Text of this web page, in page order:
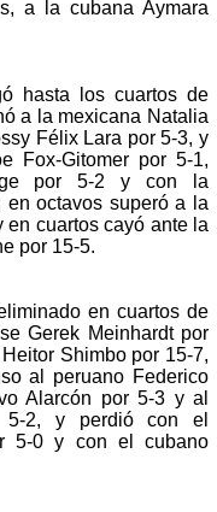
a la cubana Aymara
hasta los cuartos de
a la mexicana Natalia
Félix Lara por 5-3, y
Fox-Gitomer por 5-1,
por 5-2 y con la
octavos superó a la
cuartos cayó ante la
por 15-5.
en cuartos de
Gerek Meinhardt por
Shimbo por 15-7,
al peruano Federico
Alarcón por 5-3 y al
5-2, y perdió con el
5-0 y con el cubano